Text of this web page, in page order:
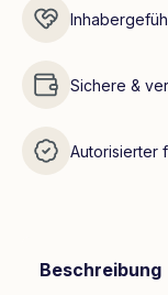
Sichere &
Autorisierter
Beschreibung